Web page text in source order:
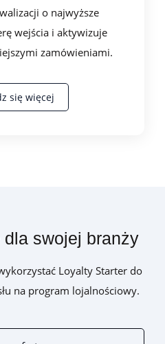
o najwyższe
wejścia i aktywizuje
zamówieniami.
się więcej
swojej branży
Loyalty Starter do
na program lojalnościowy.